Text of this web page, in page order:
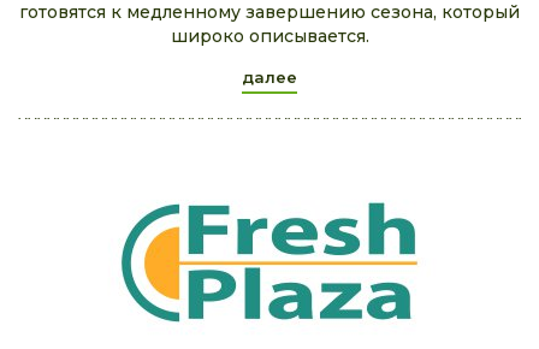
готовятся к медленному завершению сезона, который
широко описывается.
далее